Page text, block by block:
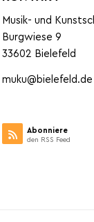
Musik- und
Burgwiese 9
33602 Bielefeld
muku@bielefeld.de
Abonniere
den RSS Feed